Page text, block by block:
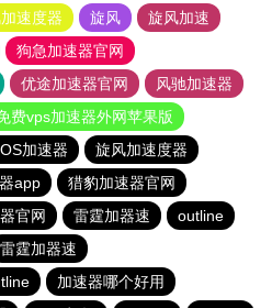
速度器 旋风
旋风加速
狗急加速器官网
优途加速器官网
风驰加速器
费vps加速器外网苹果版
加速器
旋风加速度器
app
猎豹加速器官网
官网 雷霆加器速
outline
雷霆加器速
加速器哪个好用